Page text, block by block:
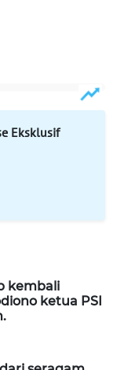
Eksklusif
kembali
ketua PSI